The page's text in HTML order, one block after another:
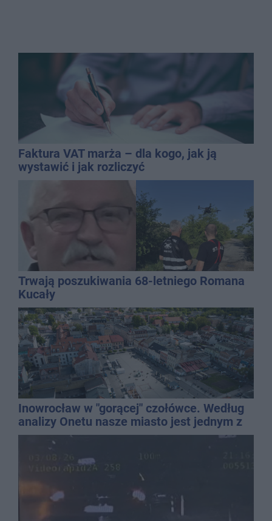
Faktura VAT marża – dla kogo, jak ją
wystawić i jak rozliczyć
Trwają poszukiwania 68-letniego Romana
Kucały
Inowrocław w "gorącej" czołówce. Według
analizy Onetu nasze miasto jest jednym z
najbardziej narażonych na upały